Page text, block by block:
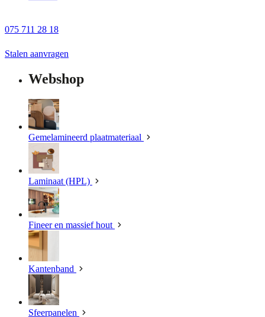
075 711 28 18
Stalen aanvragen
Webshop
Gemelamineerd plaatmateriaal
Laminaat (HPL)
Fineer en massief hout
Kantenband
Sfeerpanelen